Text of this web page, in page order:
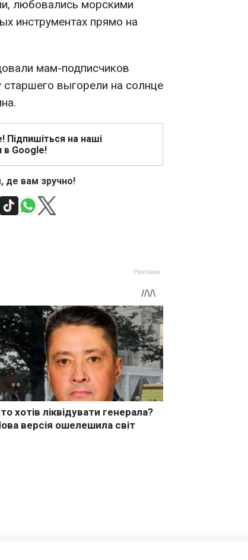
любовались морскими
инструментах прямо на
мам-подписчиков
старшего выгорели на солнце
Підпишіться на наші
в Google!
де вам зручно!